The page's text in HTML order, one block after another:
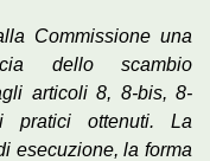
Commissione una
dello scambio
articoli 8, 8-bis, 8-
ottenuti. La
esecuzione, la forma